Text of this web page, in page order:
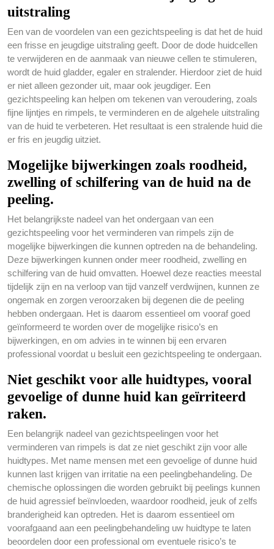
uitstraling
Een van de voordelen van een gezichtspeeling is dat het de huid
een frisse en jeugdige uitstraling geeft. Door de dode huidcellen
te verwijderen en de aanmaak van nieuwe cellen te stimuleren,
wordt de huid gladder, egaler en stralender. Hierdoor ziet de huid
er niet alleen gezonder uit, maar ook jeugdiger. Een
gezichtspeeling kan helpen om tekenen van veroudering, zoals
fijne lijntjes en rimpels, te verminderen en de algehele uitstraling
van de huid te verbeteren. Het resultaat is een stralende huid die
er fris en jeugdig uitziet.
Mogelijke bijwerkingen zoals roodheid,
zwelling of schilfering van de huid na de
peeling.
Het belangrijkste nadeel van het ondergaan van een
gezichtspeeling voor het verminderen van rimpels zijn de
mogelijke bijwerkingen die kunnen optreden na de behandeling.
Deze bijwerkingen kunnen onder meer roodheid, zwelling en
schilfering van de huid omvatten. Hoewel deze reacties meestal
tijdelijk zijn en na verloop van tijd vanzelf verdwijnen, kunnen ze
ongemak en zorgen veroorzaken bij degenen die de peeling
hebben ondergaan. Het is daarom essentieel om vooraf goed
geïnformeerd te worden over de mogelijke risico’s en
bijwerkingen, en om advies in te winnen bij een ervaren
professional voordat u besluit een gezichtspeeling te ondergaan.
Niet geschikt voor alle huidtypes, vooral
gevoelige of dunne huid kan geïrriteerd
raken.
Een belangrijk nadeel van gezichtspeelingen voor het
verminderen van rimpels is dat ze niet geschikt zijn voor alle
huidtypes. Met name mensen met een gevoelige of dunne huid
kunnen last krijgen van irritatie na een peelingbehandeling. De
chemische oplossingen die worden gebruikt bij peelings kunnen
de huid agressief beïnvloeden, waardoor roodheid, jeuk of zelfs
branderigheid kan optreden. Het is daarom essentieel om
voorafgaand aan een peelingbehandeling uw huidtype te laten
beoordelen door een professional om eventuele risico’s te